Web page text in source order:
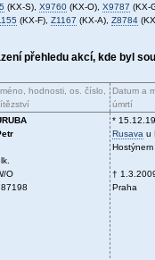
(KX-S), X9760 (KX-O), X9787 (KX-
(KX-F), Z1167 (KX-A), Z8784
přehledu akcí, kde byl
hodnosti, os. číslo,
Datum a
úmrtí
O
*
Rusava u
Hostýnem
†
Praha